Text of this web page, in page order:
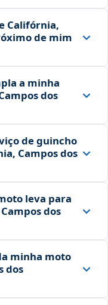
Califórnia,
de mim
a minha
dos
de guincho
Campos dos
leva para
dos
minha moto
dos